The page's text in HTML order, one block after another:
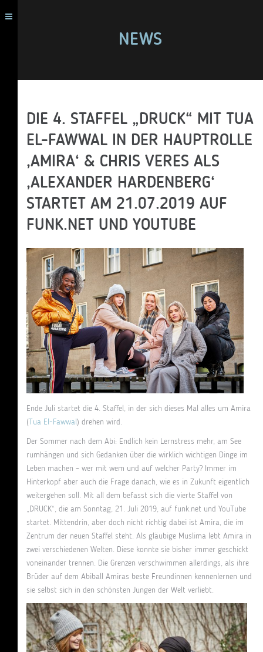
NEWS
DIE 4. STAFFEL „DRUCK“ MIT TUA
EL-FAWWAL IN DER HAUPTROLLE
‚AMIRA‘ & CHRIS VERES ALS
‚ALEXANDER HARDENBERG‘
STARTET AM 21.07.2019 AUF
FUNK.NET UND YOUTUBE
Ende Juli startet die 4. Staffel, in der sich dieses Mal alles um Amira
(Tua El-Fawwal ) drehen wird.
Der Sommer nach dem Abi: Endlich kein Lernstress mehr, am See
rumhängen und sich Gedanken über die wirklich wichtigen Dinge im
Leben machen – wer mit wem und auf welcher Party? Immer im
Hinterkopf aber auch die Frage danach, wie es in Zukunft eigentlich
weitergehen soll. Mit all dem befasst sich die vierte Staffel von
„DRUCK“, die am Sonntag, 21. Juli 2019, auf funk.net und YouTube
startet. Mittendrin, aber doch nicht richtig dabei ist Amira, die im
Zentrum der neuen Staffel steht. Als gläubige Muslima lebt Amira in
zwei verschiedenen Welten. Diese konnte sie bisher immer geschickt
voneinander trennen. Die Grenzen verschwimmen allerdings, als ihre
Brüder auf dem Abiball Amiras beste Freundinnen kennenlernen und
sie selbst sich in den schönsten Jungen der Welt verliebt.